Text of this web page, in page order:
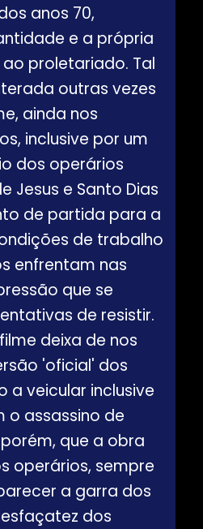
anos 70,
e a própria
proletariado. Tal
outras vezes
ainda nos
inclusive por um
dos operários
Jesus e Santo Dias
de partida para a
de trabalho
enfrentam nas
que se
de resistir.
deixa de nos
'oficial' dos
a veicular inclusive
o assassino de
porém, que a obra
operários, sempre
a garra dos
dos